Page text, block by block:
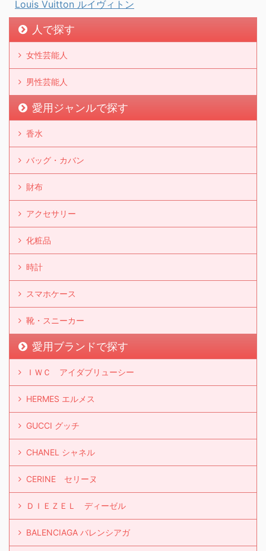
Louis Vuitton ルイヴィトン
人で探す
女性芸能人
男性芸能人
愛用ジャンルで探す
香水
バッグ・カバン
財布
アクセサリー
化粧品
時計
スマホケース
靴・スニーカー
愛用ブランドで探す
ＩＷＣ アイダブリューシー
HERMES エルメス
GUCCI グッチ
CHANEL シャネル
CERINE セリーヌ
ＤＩＥＺＥＬ ディーゼル
BALENCIAGA バレンシアガ